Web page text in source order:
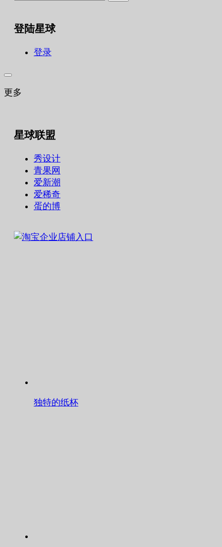
登陆星球
登录
更多
星球联盟
秀设计
青果网
爱新潮
爱稀奇
蛋的博
独特的纸杯